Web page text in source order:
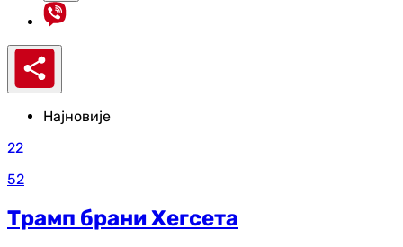
Најновије
22
52
Трамп брани Хегсета